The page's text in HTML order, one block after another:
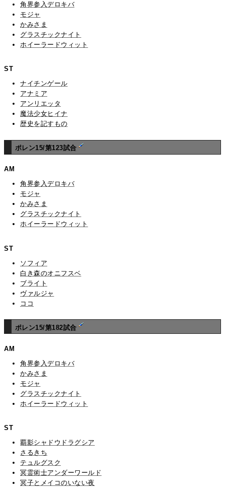
角界参入デロキバ
モジャ
かみさま
グラスチックナイト
ホイーラードウィット
ST
ナイチンゲール
アナミア
アンリエッタ
魔法少女ヒイナ
歴史を記すもの
ポレン15/第123試合
AM
角界参入デロキバ
モジャ
かみさま
グラスチックナイト
ホイーラードウィット
ST
ソフィア
白き森のオニフスベ
ブライト
ヴァルジャ
ココ
ポレン15/第182試合
AM
角界参入デロキバ
かみさま
モジャ
グラスチックナイト
ホイーラードウィット
ST
覇影シャドウドラグシア
さるきち
テュルグスク
冥霊術士アンダーワールド
冥子とメイコのいない夜